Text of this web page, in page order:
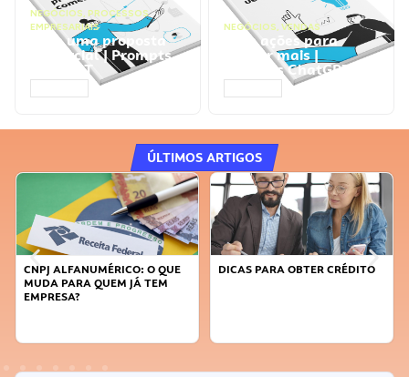
NEGÓCIOS, PROCESSOS
EMPRESARIAIS
Faça uma proposta
comercial | Prompts
ChatGPT
NEGÓCIOS, VENDAS
Faça ações para
vender mais |
Prompts ChatGPT
ÚLTIMOS ARTIGOS
CNPJ ALFANUMÉRICO: O QUE
MUDA PARA QUEM JÁ TEM
EMPRESA?
DICAS PARA OBTER CRÉDITO